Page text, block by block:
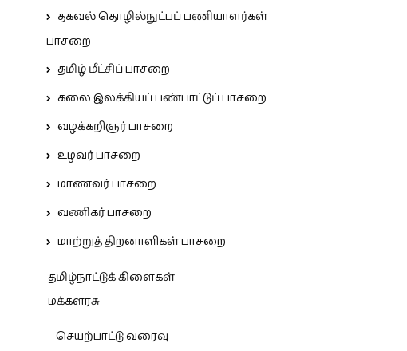
தகவல் தொழில்நுட்பப் பணியாளர்கள்
பாசறை
தமிழ் மீட்சிப் பாசறை
கலை இலக்கியப் பண்பாட்டுப் பாசறை
வழக்கறிஞர் பாசறை
உழவர் பாசறை
மாணவர் பாசறை
வணிகர் பாசறை
மாற்றுத் திறனாளிகள் பாசறை
தமிழ்நாட்டுக் கிளைகள்
மக்களரசு
செயற்பாட்டு வரைவு